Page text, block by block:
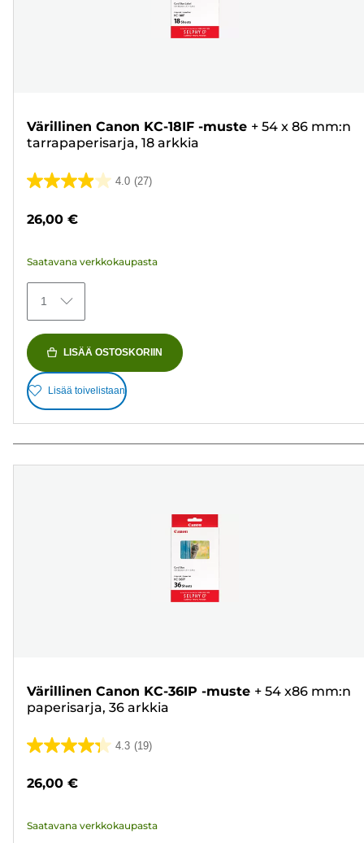
Värillinen Canon KC-18IF -muste + 54 x 86 mm:n
tarrapaperisarja, 18 arkkia
4.0 (27)
4.0/5
27
26,00 €
Saatavana verkkokaupasta
1
LISÄÄ OSTOSKORIIN
Lisää toivelistaan
Värillinen Canon KC-36IP -muste + 54 x86 mm:n
paperisarja, 36 arkkia
4.3 (19)
4.3/5
19
26,00 €
Saatavana verkkokaupasta